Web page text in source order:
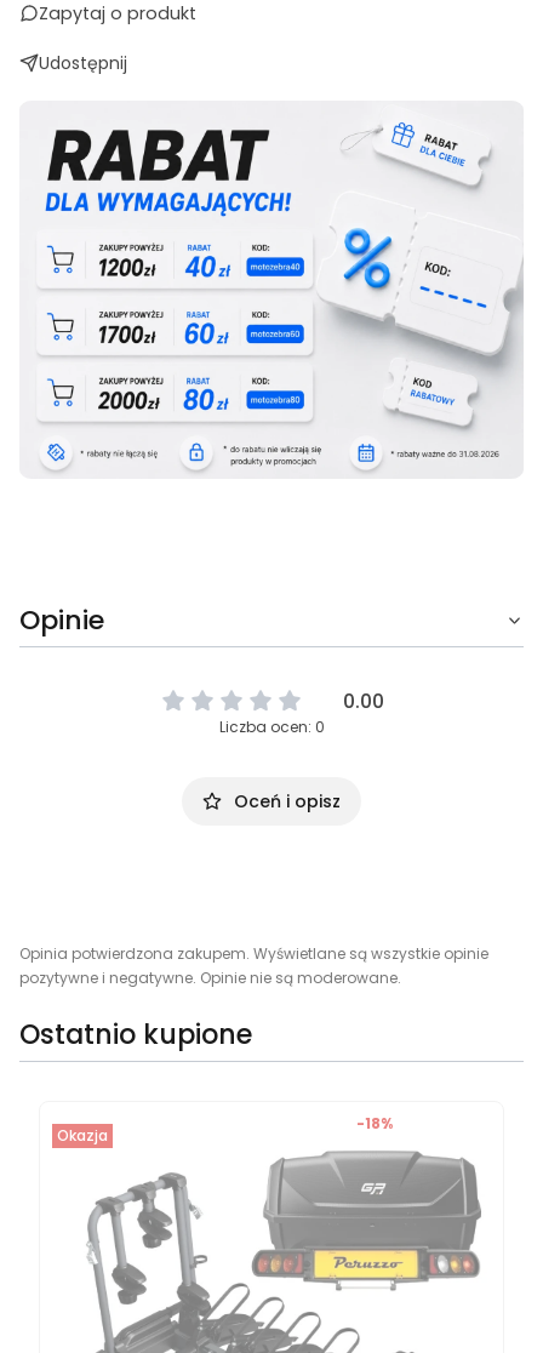
Zapytaj o produkt
Udostępnij
Opinie
0.00
Liczba ocen: 0
Oceń i opisz
Opinia potwierdzona zakupem. Wyświetlane są wszystkie opinie
pozytywne i negatywne. Opinie nie są moderowane.
Ostatnio kupione
Okazja
-18%